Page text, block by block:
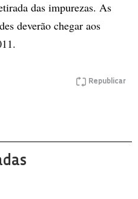
das impurezas. As
deverão chegar aos
Republicar